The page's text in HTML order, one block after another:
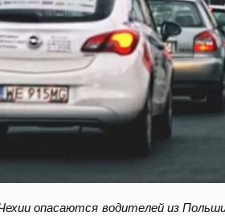
опасаются водителей из